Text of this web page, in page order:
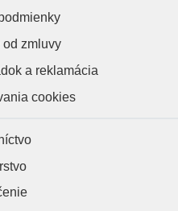
zmluvy
a reklamácia
cookies